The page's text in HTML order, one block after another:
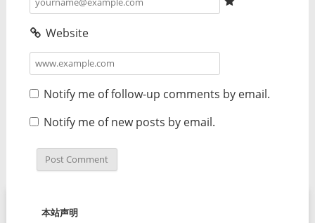
Website
Notify me of follow-up comments by email.
Notify me of new posts by email.
本站声明